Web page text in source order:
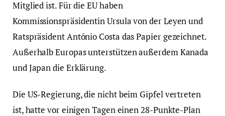
Mitglied ist. Für die EU haben
Kommissionspräsidentin Ursula von der Leyen und
Ratspräsident António Costa das Papier gezeichnet.
Außerhalb Europas unterstützen außerdem Kanada
und Japan die Erklärung.
Die US-Regierung, die nicht beim Gipfel vertreten
ist, hatte vor einigen Tagen einen 28-Punkte-Plan